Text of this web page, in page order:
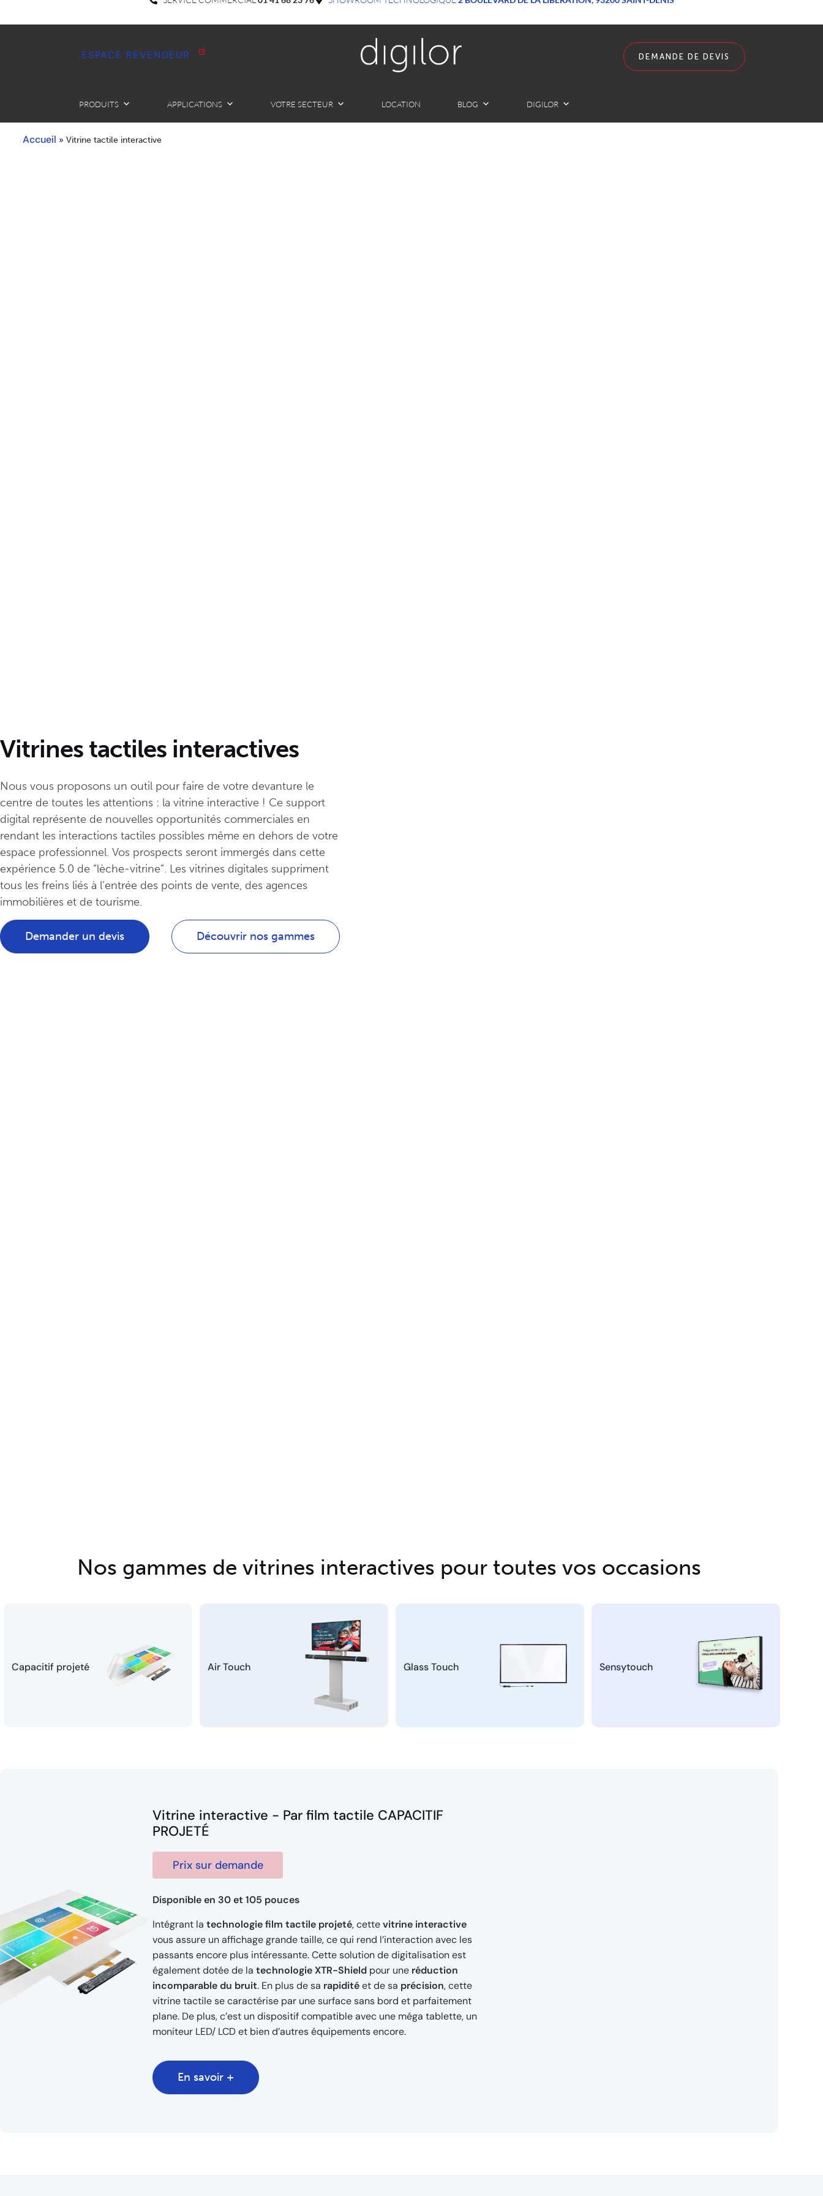
ESPACE REVENDEUR DEMANDE DE DEVIS
PRODUITS APPLICATIONS VOTRE SECTEUR LOCATION BLOG DIGILOR
Accueil » Vitrine tactile interactive
Vitrines tactiles interactives
Nous vous proposons un outil pour faire de votre devanture le
centre de toutes les attentions : la vitrine interactive ! Ce support
digital représente de nouvelles opportunités commerciales en
rendant les interactions tactiles possibles même en dehors de votre
espace professionnel. Vos prospects seront immergés dans cette
expérience 5.0 de “lèche-vitrine”. Les vitrines digitales suppriment
tous les freins liés à l’entrée des points de vente, des agences
immobilières et de tourisme.
Demander un devis Découvrir nos gammes
Nos gammes de vitrines interactives pour toutes vos occasions
Capacitif projeté Air Touch Glass Touch Sensytouch
Vitrine interactive - Par film tactile CAPACITIF
PROJETÉ
Prix sur demande
Disponible en 30 et 105 pouces
Intégrant la technologie film tactile projeté, cettevitrine interactive
vous assure un affichage grande taille, ce qui rend l’interaction avec les
passants encore plus intéressante. Cette solution de digitalisation est
également dotée de la technologie XTR-Shieldpour une réduction
incomparable du bruit. En plus de sa rapiditéet de sa précision, cette
vitrine tactile se caractérise par une surface sans bord et parfaitement
plane. De plus, c’est un dispositif compatible avec une méga tablette, un
moniteur LED/ LCD et bien d’autres équipements encore.
En savoir +